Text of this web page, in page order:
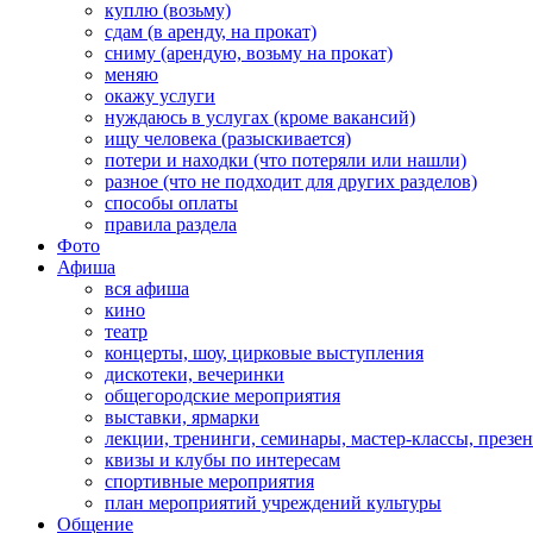
куплю (возьму)
сдам (в аренду, на прокат)
сниму (арендую, возьму на прокат)
меняю
окажу услуги
нуждаюсь в услугах (кроме вакансий)
ищу человека (разыскивается)
потери и находки (что потеряли или нашли)
разное (что не подходит для других разделов)
способы оплаты
правила раздела
Фото
Афиша
вся афиша
кино
театр
концерты, шоу, цирковые выступления
дискотеки, вечеринки
общегородские мероприятия
выставки, ярмарки
лекции, тренинги, семинары, мастер-классы,
квизы и клубы по интересам
спортивные мероприятия
план мероприятий учреждений культуры
Общение